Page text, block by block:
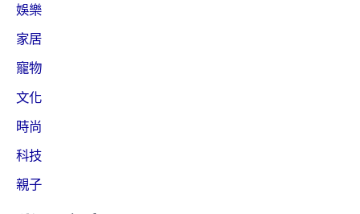
娛樂
家居
寵物
文化
時尚
科技
親子